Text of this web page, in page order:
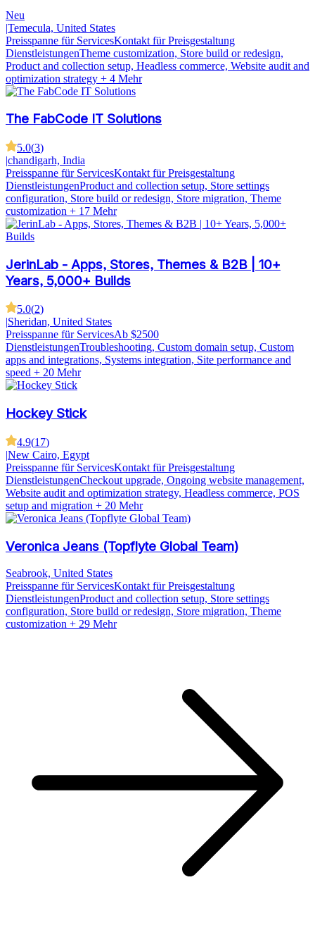
Neu
|Temecula, United States
Preisspanne für ServicesKontakt für Preisgestaltung
DienstleistungenTheme customization, Store build or redesign,
Product and collection setup, Headless commerce, Website audit and
optimization strategy + 4 Mehr
The FabCode IT Solutions
5.0(3)
|chandigarh, India
Preisspanne für ServicesKontakt für Preisgestaltung
DienstleistungenProduct and collection setup, Store settings
configuration, Store build or redesign, Store migration, Theme
customization + 17 Mehr
JerinLab - Apps, Stores, Themes & B2B | 10+
Years, 5,000+ Builds
5.0(2)
|Sheridan, United States
Preisspanne für ServicesAb $2500
DienstleistungenTroubleshooting, Custom domain setup, Custom
apps and integrations, Systems integration, Site performance and
speed + 20 Mehr
Hockey Stick
4.9(17)
|New Cairo, Egypt
Preisspanne für ServicesKontakt für Preisgestaltung
DienstleistungenCheckout upgrade, Ongoing website management,
Website audit and optimization strategy, Headless commerce, POS
setup and migration + 20 Mehr
Veronica Jeans (Topflyte Global Team)
Seabrook, United States
Preisspanne für ServicesKontakt für Preisgestaltung
DienstleistungenProduct and collection setup, Store settings
configuration, Store build or redesign, Store migration, Theme
customization + 29 Mehr